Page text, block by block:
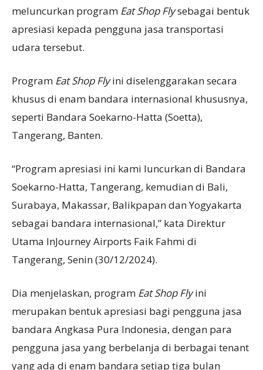
meluncurkan program Eat Shop Flysebagai bentuk
apresiasi kepada pengguna jasa transportasi
udara tersebut.
Program Eat Shop Flyini diselenggarakan secara
khusus di enam bandara internasional khususnya,
seperti Bandara Soekarno-Hatta (Soetta),
Tangerang, Banten.
“Program apresiasi ini kami luncurkan di Bandara
Soekarno-Hatta, Tangerang, kemudian di Bali,
Surabaya, Makassar, Balikpapan dan Yogyakarta
sebagai bandara internasional,” kata Direktur
Utama InJourney Airports Faik Fahmi di
Tangerang, Senin (30/12/2024).
Dia menjelaskan, program Eat Shop Flyini
merupakan bentuk apresiasi bagi pengguna jasa
bandara Angkasa Pura Indonesia, dengan para
pengguna jasa yang berbelanja di berbagai tenant
yang ada di enam bandara setiap tiga bulan